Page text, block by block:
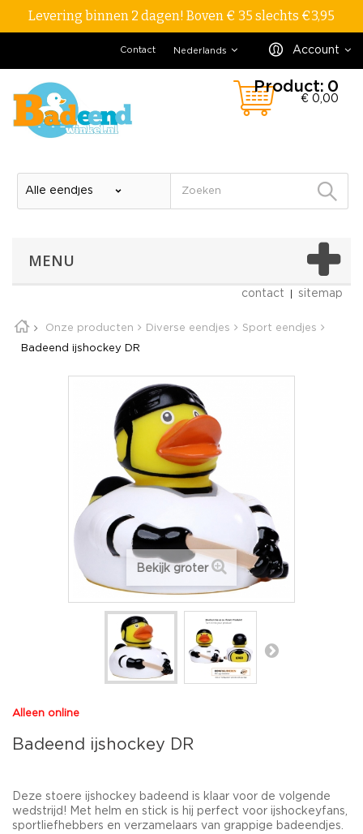
Levering binnen 2 dagen! Boven € 35 slechts €3,95
Account
Nederlands
Contact
Product: 0
€ 0,00
MENU
contact sitemap
Onze producten Diverse eendjes Sport eendjes
Badeend ijshockey DR
Bekijk groter
Alleen online
Badeend ijshockey DR
Deze stoere ijshockey badeend is klaar voor de volgende
wedstrijd! Met helm en stick is hij perfect voor ijshockeyfans,
sportliefhebbers en verzamelaars van grappige badeendjes.